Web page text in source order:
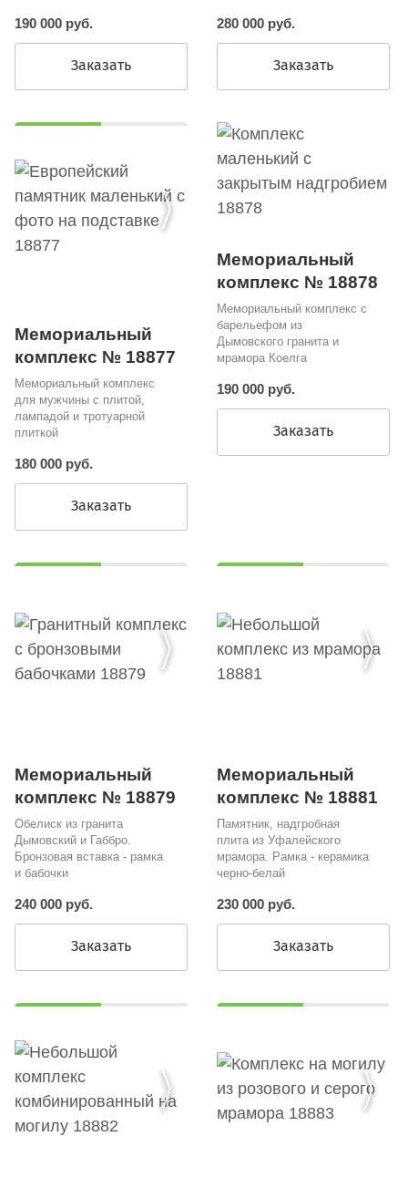
190 000 руб.
Заказать
280 000 руб.
Заказать
Мемориальный
комплекс № 18877
Мемориальный комплекс
для мужчины с плитой,
лампадой и тротуарной
плиткой
180 000 руб.
Заказать
Мемориальный
комплекс № 18878
Мемориальный комплекс с
барельефом из
Дымовского гранита и
мрамора Коелга
190 000 руб.
Заказать
Мемориальный
комплекс № 18879
Обелиск из гранита
Дымовский и Габбро.
Бронзовая вставка - рамка
и бабочки
240 000 руб.
Заказать
Мемориальный
комплекс № 18881
Памятник, надгробная
плита из Уфалейского
мрамора. Рамка - керамика
черно-белай
230 000 руб.
Заказать